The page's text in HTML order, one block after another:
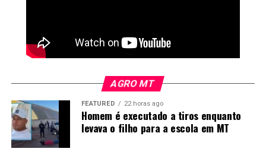
AGRO MT
FEATURED 22 horas ago
Homem é executado a tiros enquanto
levava o filho para a escola em MT